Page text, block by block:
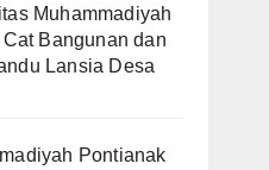
Muhammadiyah
Bangunan dan
Lansia Desa
Pontianak